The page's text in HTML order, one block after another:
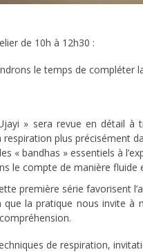
de 10h à 12h30 :
le temps de compléter
» sera revue en détail à
plus précisément
« bandhas » essentiels à
le compte de manière fluide
première série favorisent
la pratique nous invite à
de respiration,